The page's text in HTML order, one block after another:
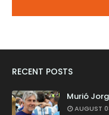
RECENT POSTS
Murió
AUGUST